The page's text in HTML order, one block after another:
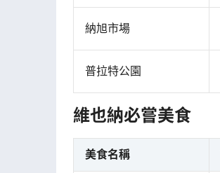
納旭市場
普拉特公園
維也納必嘗美食
美食名稱